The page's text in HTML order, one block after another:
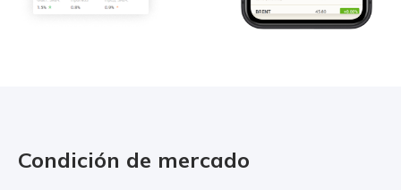
Condición de mercado